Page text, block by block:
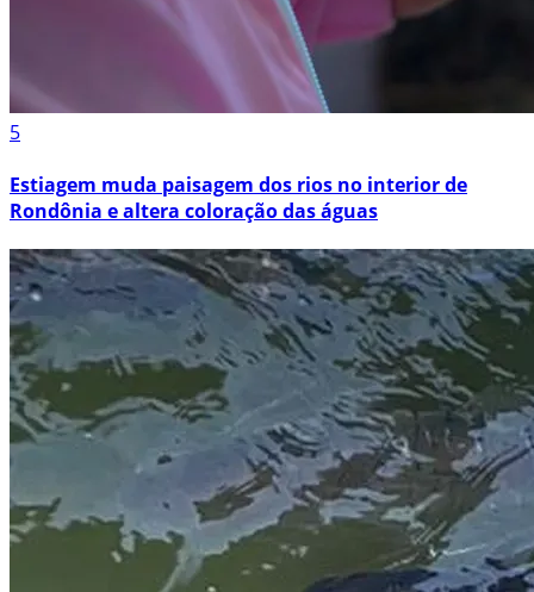
5
Estiagem muda paisagem dos rios no interior de
Rondônia e altera coloração das águas